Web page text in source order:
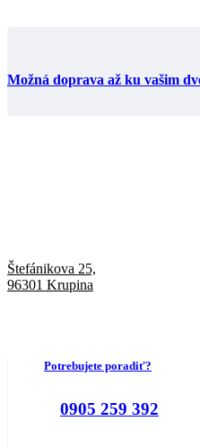
Možná doprava až ku vašim
Štefánikova 25,
96301 Krupina
Potrebujete poradiť?
0905 259 392